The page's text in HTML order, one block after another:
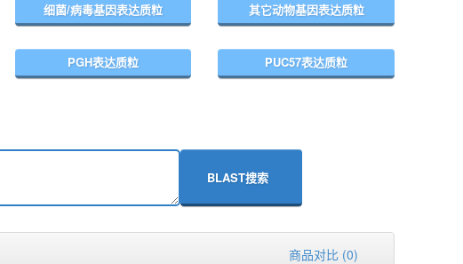
细菌/病毒基因表达质粒 其它动物基因表达质粒
PGH表达质粒 PUC57表达质粒
BLAST搜索
商品对比 (0)